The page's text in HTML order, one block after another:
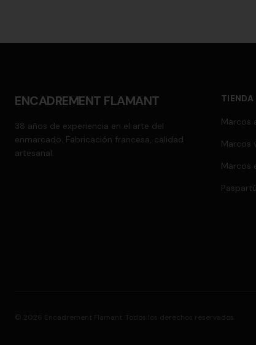
ENCADREMENT FLAMANT
38 años de experiencia en el arte del
enmarcado. Fabricación francesa, calidad
artesanal.
TIENDA
Marcos
Marcos
Marcos